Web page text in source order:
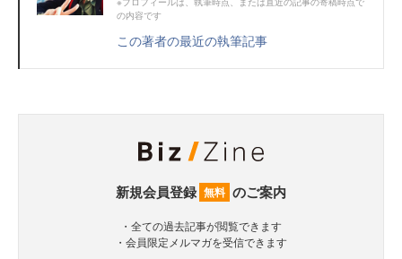
の内容です
この著者の最近の執筆記事
新規会員登録 無料 のご案内
・全ての過去記事が閲覧できます
・会員限定メルマガを受信できます